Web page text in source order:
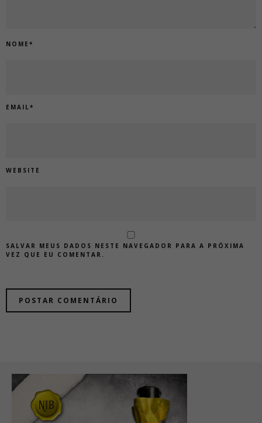
NOME *
EMAIL*
WEBSITE
SALVAR MEUS DADOS NESTE NAVEGADOR PARA A PRÓXIMA
VEZ QUE EU COMENTAR.